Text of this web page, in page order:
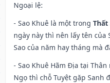
Ngoại lệ:
- Sao Khuê là một trong Thất
ngày này thì nên lấy tên của
Sao của năm hay tháng mà
- Sao Khuê Hãm Địa tại
Ngọ thì chỗ Tuyệt gặp Sanh